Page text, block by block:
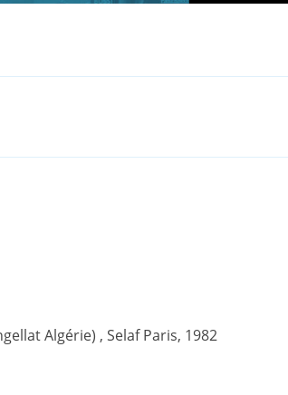
Algérie) , Selaf Paris, 1982